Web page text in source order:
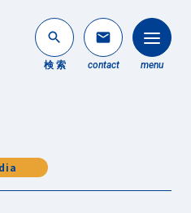
search
検 索
mail
contact menu